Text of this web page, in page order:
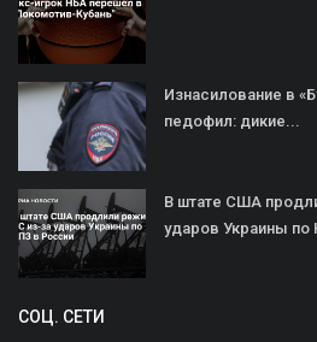
Изнасилование в
педофил: дикие...
В штате США
ударов Украины по
СОЦ. СЕТИ